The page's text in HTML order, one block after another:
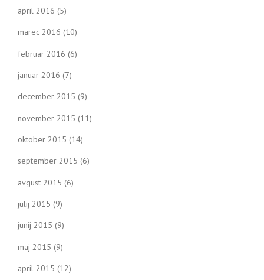
april 2016 (5)
marec 2016 (10)
februar 2016 (6)
januar 2016 (7)
december 2015 (9)
november 2015 (11)
oktober 2015 (14)
september 2015 (6)
avgust 2015 (6)
julij 2015 (9)
junij 2015 (9)
maj 2015 (9)
april 2015 (12)